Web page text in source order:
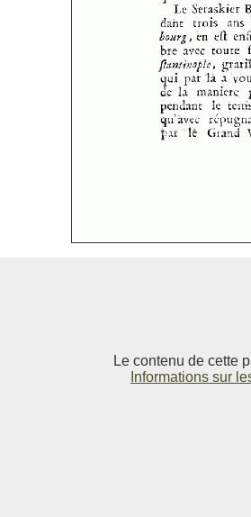
Le contenu de cette
Informations sur